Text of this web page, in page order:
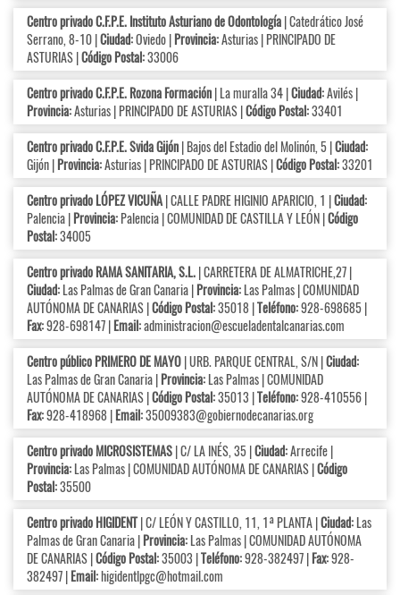
Centro privado C.F.P.E. Instituto Asturiano de Odontología| Catedrático José
Serrano, 8-10 |Ciudad:Oviedo |Provincia:Asturias | PRINCIPADO DE
ASTURIAS |Código Postal:33006
Centro privado C.F.P.E. Rozona Formación| La muralla 34 |Ciudad:Avilés |
Provincia:Asturias | PRINCIPADO DE ASTURIAS |Código Postal:33401
Centro privado C.F.P.E. Svida Gijón| Bajos del Estadio del Molinón, 5 |Ciudad:
Gijón |Provincia:Asturias | PRINCIPADO DE ASTURIAS |Código Postal:33201
Centro privado LÓPEZ VICUÑA| CALLE PADRE HIGINIO APARICIO, 1 |Ciudad:
Palencia |Provincia:Palencia | COMUNIDAD DE CASTILLA Y LEÓN |Código
Postal:34005
Centro privado RAMA SANITARIA, S.L.| CARRETERA DE ALMATRICHE,27 |
Ciudad:Las Palmas de Gran Canaria |Provincia:Las Palmas | COMUNIDAD
AUTÓNOMA DE CANARIAS |Código Postal:35018 |Teléfono:928-698685 |
Fax:928-698147 |Email:administracion@escueladentalcanarias.com
Centro público PRIMERO DE MAYO| URB. PARQUE CENTRAL, S/N |Ciudad:
Las Palmas de Gran Canaria |Provincia:Las Palmas | COMUNIDAD
AUTÓNOMA DE CANARIAS |Código Postal:35013 |Teléfono:928-410556 |
Fax:928-418968 |Email:35009383@gobiernodecanarias.org
Centro privado MICROSISTEMAS| C/ LA INÉS, 35 |Ciudad:Arrecife |
Provincia:Las Palmas | COMUNIDAD AUTÓNOMA DE CANARIAS |Código
Postal:35500
Centro privado HIGIDENT| C/ LEÓN Y CASTILLO, 11, 1ª PLANTA |Ciudad:Las
Palmas de Gran Canaria |Provincia:Las Palmas | COMUNIDAD AUTÓNOMA
DE CANARIAS |Código Postal:35003 |Teléfono:928-382497 |Fax:928-
382497 |Email:higidentlpgc@hotmail.com